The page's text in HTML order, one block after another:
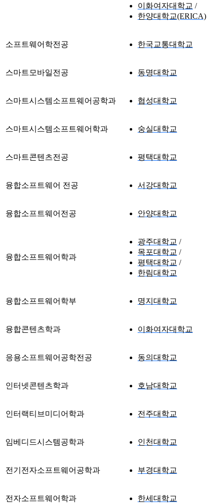
이화여자대학교
한양대학교(ERICA)
소프트웨어학전공 한국교통대학교
스마트모바일전공 동명대학교
스마트시스템소프트웨어공학과 협성대학교
스마트시스템소프트웨어학과 숭실대학교
스마트콘텐츠전공 평택대학교
융합소프트웨어 전공 서강대학교
융합소프트웨어전공 안양대학교
융합소프트웨어학과
광주대학교
목포대학교
평택대학교
한림대학교
융합소프트웨어학부 명지대학교
융합콘텐츠학과 이화여자대학교
응용소프트웨어공학전공 동의대학교
인터넷콘텐츠학과 호남대학교
인터랙티브미디어학과 전주대학교
임베디드시스템공학과 인천대학교
전기전자소프트웨어공학과 부경대학교
전자소프트웨어학과 한세대학교